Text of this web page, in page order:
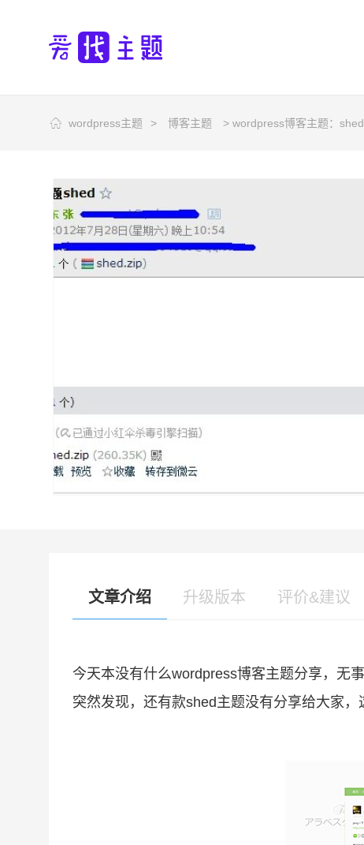
wordpress主题 > 博客主题 > wordpress博客主题：
文章介绍 升级版本 评价&建议
今天本没有什么wordpress博客主题分享，无
突然发现，还有款shed主题没有分享给大家